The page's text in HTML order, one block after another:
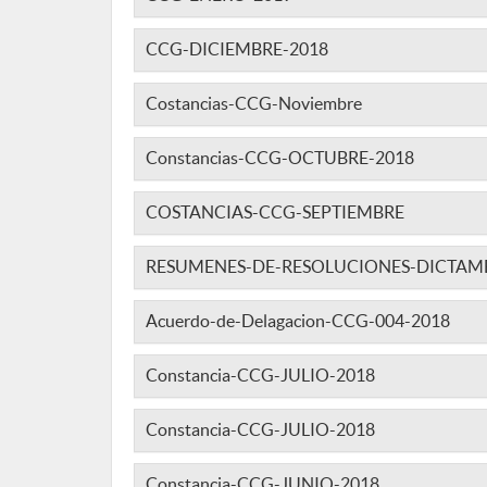
CCG-DICIEMBRE-2018
Costancias-CCG-Noviembre
Constancias-CCG-OCTUBRE-2018
COSTANCIAS-CCG-SEPTIEMBRE
RESUMENES-DE-RESOLUCIONES-
Acuerdo-de-Delagacion-CCG-004-2018
Constancia-CCG-JULIO-2018
Constancia-CCG-JULIO-2018